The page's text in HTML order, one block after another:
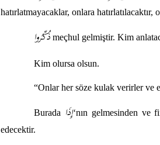
hatırlatmayacaklar, onlara hatırlatılacaktır,
ذُكِّرُوا meçhul gelmiştir. Kim
Kim olursa olsun.
“Onlar her söze kulak verirler ve
Burada إِذَا‘nın gelmesinden ve
edecektir.